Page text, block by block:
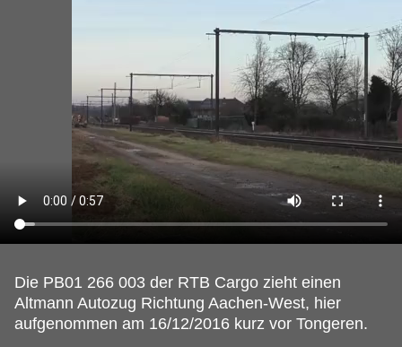
Die PB01 266 003 der RTB Cargo zieht einen
Altmann Autozug Richtung Aachen-West, hier
aufgenommen am 16/12/2016 kurz vor Tongeren.